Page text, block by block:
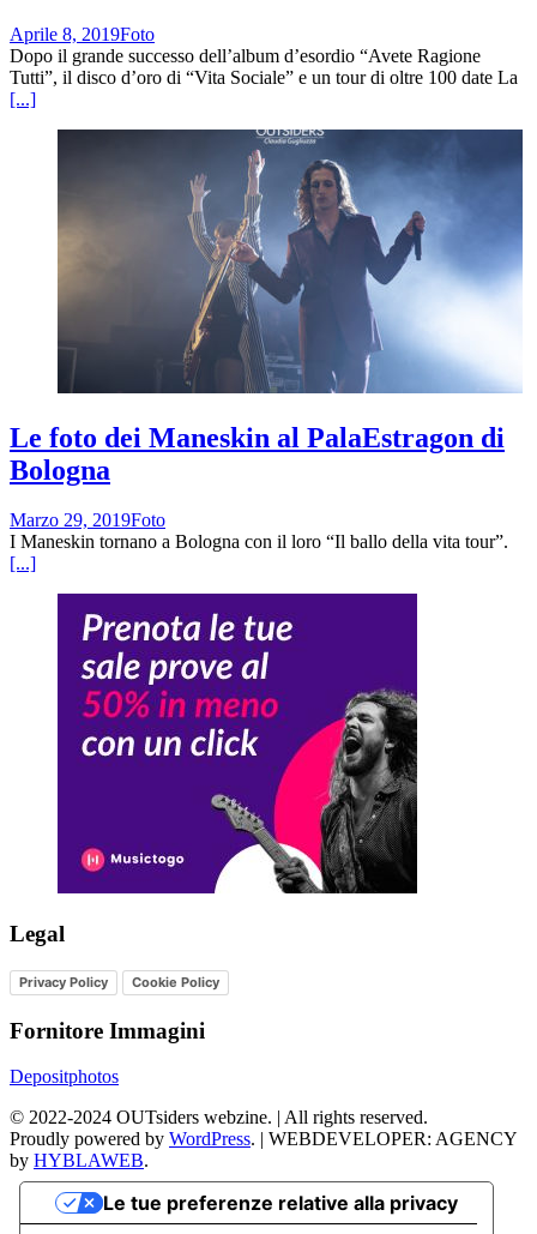
Aprile 8, 2019Foto
Dopo il grande successo dell’album d’esordio “Avete Ragione
Tutti”, il disco d’oro di “Vita Sociale” e un tour di oltre 100 date La
[...]
Le foto dei Maneskin al PalaEstragon di
Bologna
Marzo 29, 2019Foto
I Maneskin tornano a Bologna con il loro “Il ballo della vita tour”.
[...]
Legal
Privacy Policy Cookie Policy
Fornitore Immagini
Depositphotos
© 2022-2024 OUTsiders webzine. | All rights reserved.
Proudly powered by WordPress. | WEBDEVELOPER: AGENCY
by HYBLAWEB.
Le tue preferenze relative alla privacy